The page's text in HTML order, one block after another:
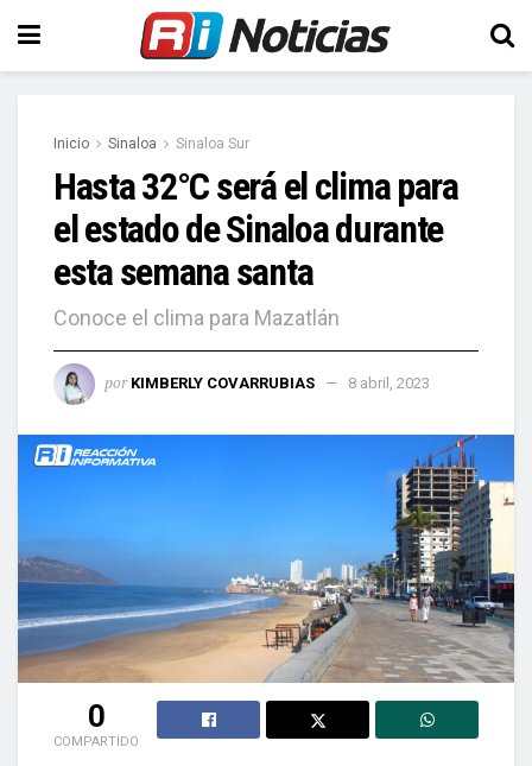
Inicio Sinaloa Sinaloa Sur
Hasta 32°C será el clima para
el estado de Sinaloa durante
esta semana santa
Conoce el clima para Mazatlán
por KIMBERLY COVARRUBIAS 8 abril, 2023
0
COMPARTIDO